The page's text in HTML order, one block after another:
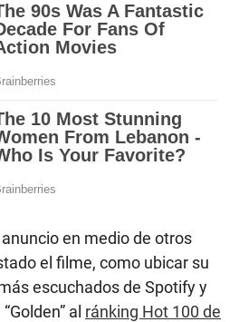
en medio de otros
el filme, como ubicar su
escuchados de Spotify y
al ránking Hot 100 de